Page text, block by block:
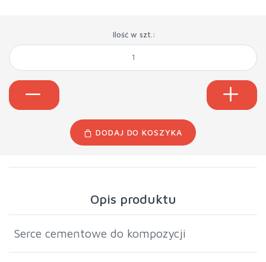
Ilość w szt.:
DODAJ DO KOSZYKA
Opis produktu
Serce cementowe do kompozycji